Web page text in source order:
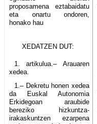
proposamena eztabaidatu
eta onartu ondoren,
honako hau
XEDATZEN DUT:
1. artikulua.– Arauaren
xedea.
1.– Dekretu honen xedea
da Euskal Autonomia
Erkidegoan araubide
bereziko hizkuntza-
irakaskuntzen ezarpena